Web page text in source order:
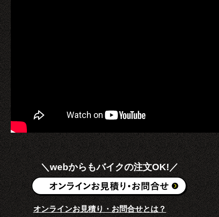
＼webからもバイクの注文OK!／
オンラインお見積り・お問合せとは？